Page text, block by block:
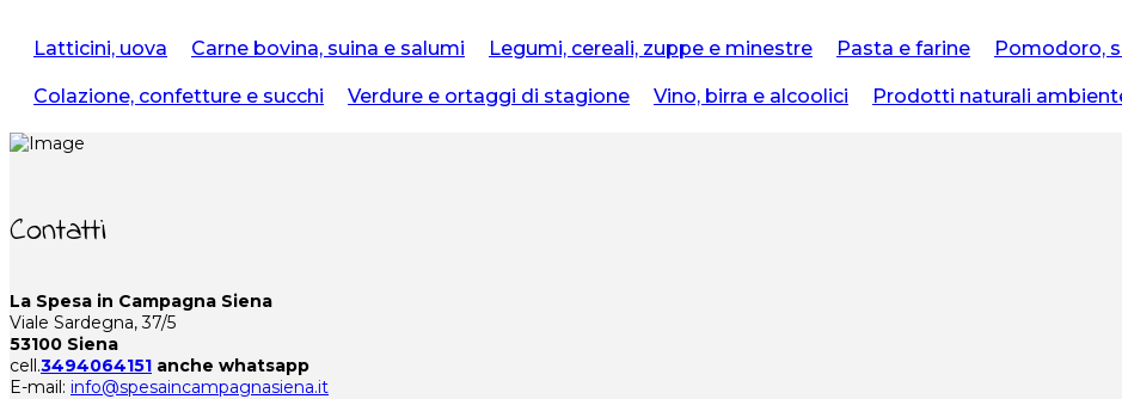
Latticini, uova Carne bovina, suina e salumi Legumi, cereali, zuppe e minestre Pasta e farine Pomodoro,
Colazione, confetture e succhi Verdure e ortaggi di stagione Vino, birra e alcoolici Prodotti naturali
Contatti
La Spesa in Campagna Siena
Viale Sardegna, 37/5
53100 Siena
cell.3494064151 anche whatsapp
E-mail: info@spesaincampagnasiena.it